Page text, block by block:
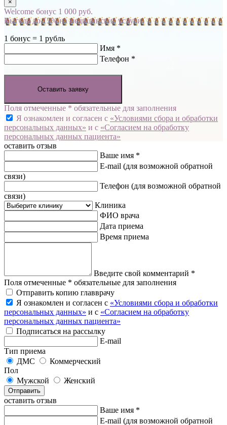
×
Welcome бонус 1 000 руб.
Выгода до 15% на медицинские услуги
1 бонус = 1 рубль
Имя *
Телефон *
Оставить заявку
Поля отмеченные * обязательные для заполнения
Я ознакомлен и согласен с «Условиями сбора и обработки
персональных данных» и с «Согласием на обработку
персональных данных пациента»
оставить отзыв
Ваше имя *
E-mail (для возможной обратной
связи)
Телефон (для возможной обратной
связи)
Клиника
ФИО врача
Дата приема
Время приема
Введите свой комментарий *
Поля отмеченные * обязательные для заполнения
Отправить копию главврачу
Я ознакомлен и согласен с «Условиями сбора и обработки
персональных данных» и с «Согласием на обработку
персональных данных пациента»
Подписаться на рассылку
E-mail
Тип приема
ДМС
Коммерческий
Пол
Мужской
Женский
Отправить
оставить отзыв
Ваше имя *
E-mail (для возможной обратной